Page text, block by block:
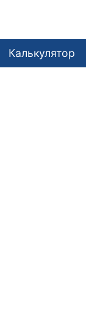
Калькулятор